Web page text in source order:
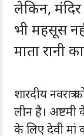
लेकिन,
भी महसूस
माता रानी
शारदीय
लीन है। अष्टमी
के लिए देवी मां